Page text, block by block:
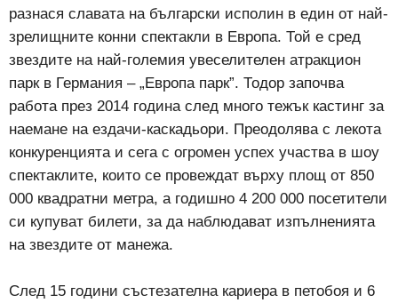
разнася славата на български исполин в един от най-
зрелищните конни спектакли в Европа. Той е сред
звездите на най-големия увеселителен атракцион
парк в Германия – „Европа парк”. Тодор започва
работа през 2014 година след много тежък кастинг за
наемане на ездачи-каскадьори. Преодолява с лекота
конкуренцията и сега с огромен успех участва в шоу
спектаклите, които се провеждат върху площ от 850
000 квадратни метра, а годишно 4 200 000 посетители
си купуват билети, за да наблюдават изпълненията
на звездите от манежа.
След 15 години състезателна кариера в петобоя и 6